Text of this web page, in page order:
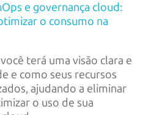
e governança cloud:
o consumo na
terá uma visão clara e
e como seus recursos
ajudando a eliminar
o uso de sua